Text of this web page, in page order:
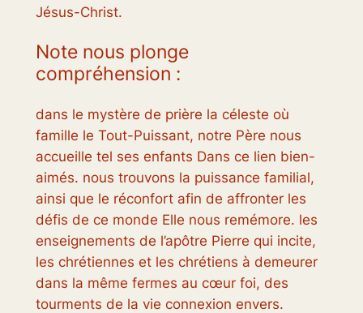
Jésus-Christ.
Note nous plonge
compréhension :
dans le mystère de prière la céleste où
famille le Tout-Puissant, notre Père nous
accueille tel ses enfants Dans ce lien bien-
aimés. nous trouvons la puissance familial,
ainsi que le réconfort afin de affronter les
défis de ce monde Elle nous remémore. les
enseignements de l’apôtre Pierre qui incite,
les chrétiennes et les chrétiens à demeurer
dans la même fermes au cœur foi, des
tourments de la vie connexion envers.